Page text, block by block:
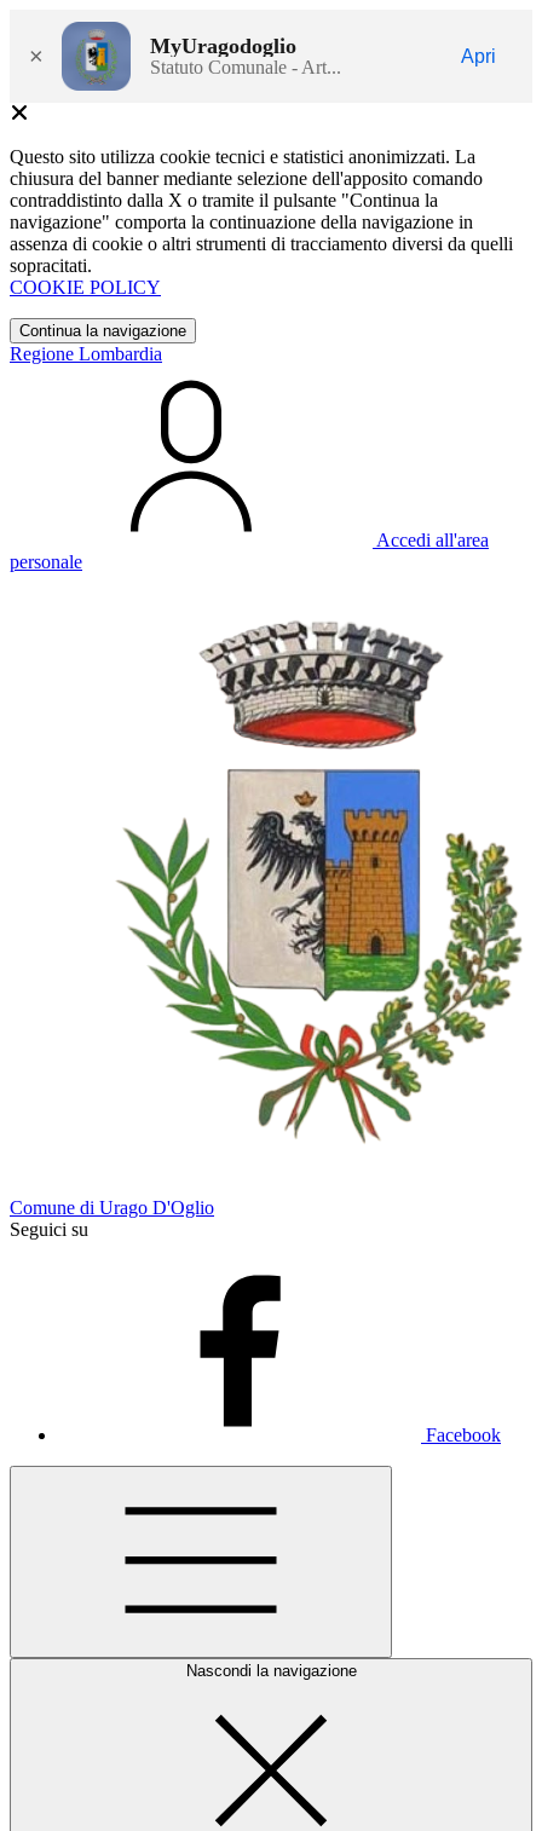
× MyUragodoglio
Statuto Comunale - Art...
Apri
Questo sito utilizza cookie tecnici e statistici anonimizzati. La
chiusura del banner mediante selezione dell'apposito comando
contraddistinto dalla X o tramite il pulsante "Continua la
navigazione" comporta la continuazione della navigazione in
assenza di cookie o altri strumenti di tracciamento diversi da quelli
sopracitati.
COOKIE POLICY
Continua la navigazione
Regione Lombardia
Accedi all'area
personale
Comune di Urago D'Oglio
Seguici su
Facebook
Nascondi la navigazione